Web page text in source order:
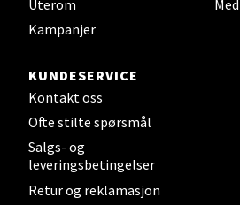
Uterom
Kampanjer
KUNDESERVICE
Kontakt oss
Ofte stilte spørsmål
Salgs- og
leveringsbetingelser
Retur og reklamasjon
Åpent i dag 10-17
Oslo - Thon Senter